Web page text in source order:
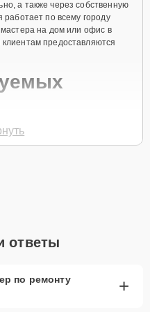
а также через собственную
работает по всему городу
мастера на дом или офис в
предоставляются
GN 1853 предлагаются
дольше
времени заменить
ответы
по ремонту
+